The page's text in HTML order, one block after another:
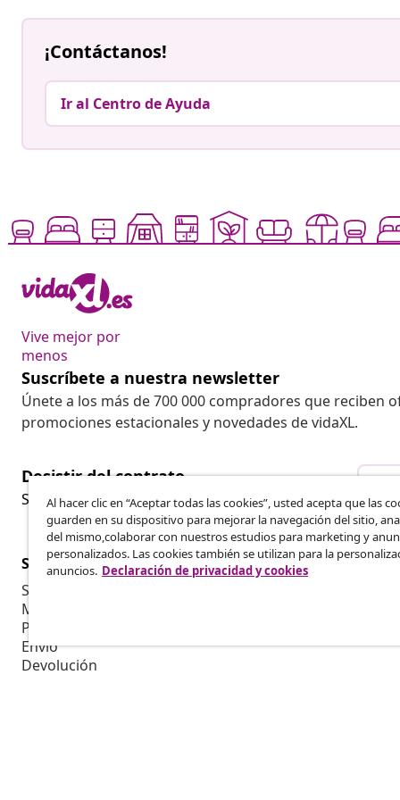
¡Contáctanos!
Ir al Centro de Ayuda
Vive mejor por
menos
Suscríbete a nuestra newsletter
Únete a los más de 700 000 compradores que reciben
promociones estacionales y novedades de vidaXL.
Desistir del contrato
Solicita la cancelación de tu pedido.
Servicio al Cliente
Seguimiento del pedido
Mi cuenta
Pago
Envío
Devolución
Empresas
Al hacer clic en “Aceptar todas las cookies”, usted acepta que las
guarden en su dispositivo para mejorar la navegación del sitio,
del mismo,colaborar con nuestros estudios para marketing y
personalizados. Las cookies también se utilizan para la
anuncios. Declaración de privacidad y cookies